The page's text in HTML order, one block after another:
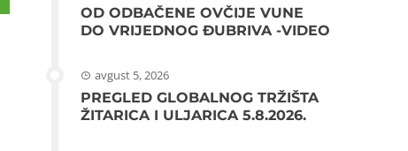
OD ODBAČENE OVČIJE VUNE
DO VRIJEDNOG ĐUBRIVA -VIDEO
avgust 5, 2026
PREGLED GLOBALNOG TRŽIŠTA
ŽITARICA I ULJARICA 5.8.2026.